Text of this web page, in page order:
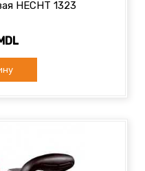
HECHT 1323